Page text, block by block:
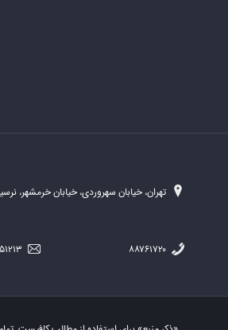
تهران، خیابان سهروردی، خیابان خرمشهر،